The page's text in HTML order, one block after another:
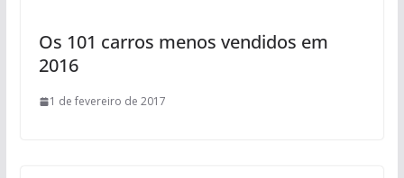
Os 101 carros menos vendidos em
2016
1 de fevereiro de 2017